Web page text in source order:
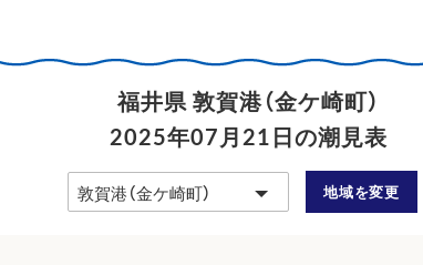
福井県 敦賀港（金ケ崎町）
2025年07月21日の潮見表
地域を変更